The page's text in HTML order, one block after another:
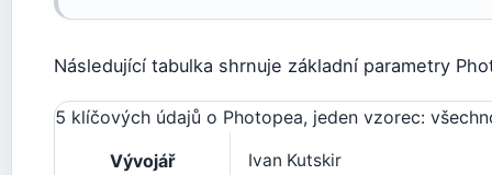
Následující tabulka shrnuje základní parametry
5 klíčových údajů o Photopea, jeden vzorec:
Vývojář
Ivan Kutskir